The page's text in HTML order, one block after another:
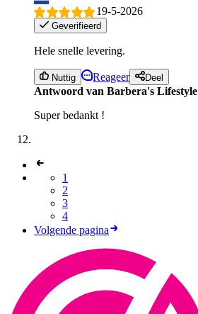
19-5-2026
Geverifieerd
Hele snelle levering.
Nuttig Reageer Deel
Antwoord van Barbera's Lifestyle
Super bedankt !
1
2
3
4
Volgende pagina